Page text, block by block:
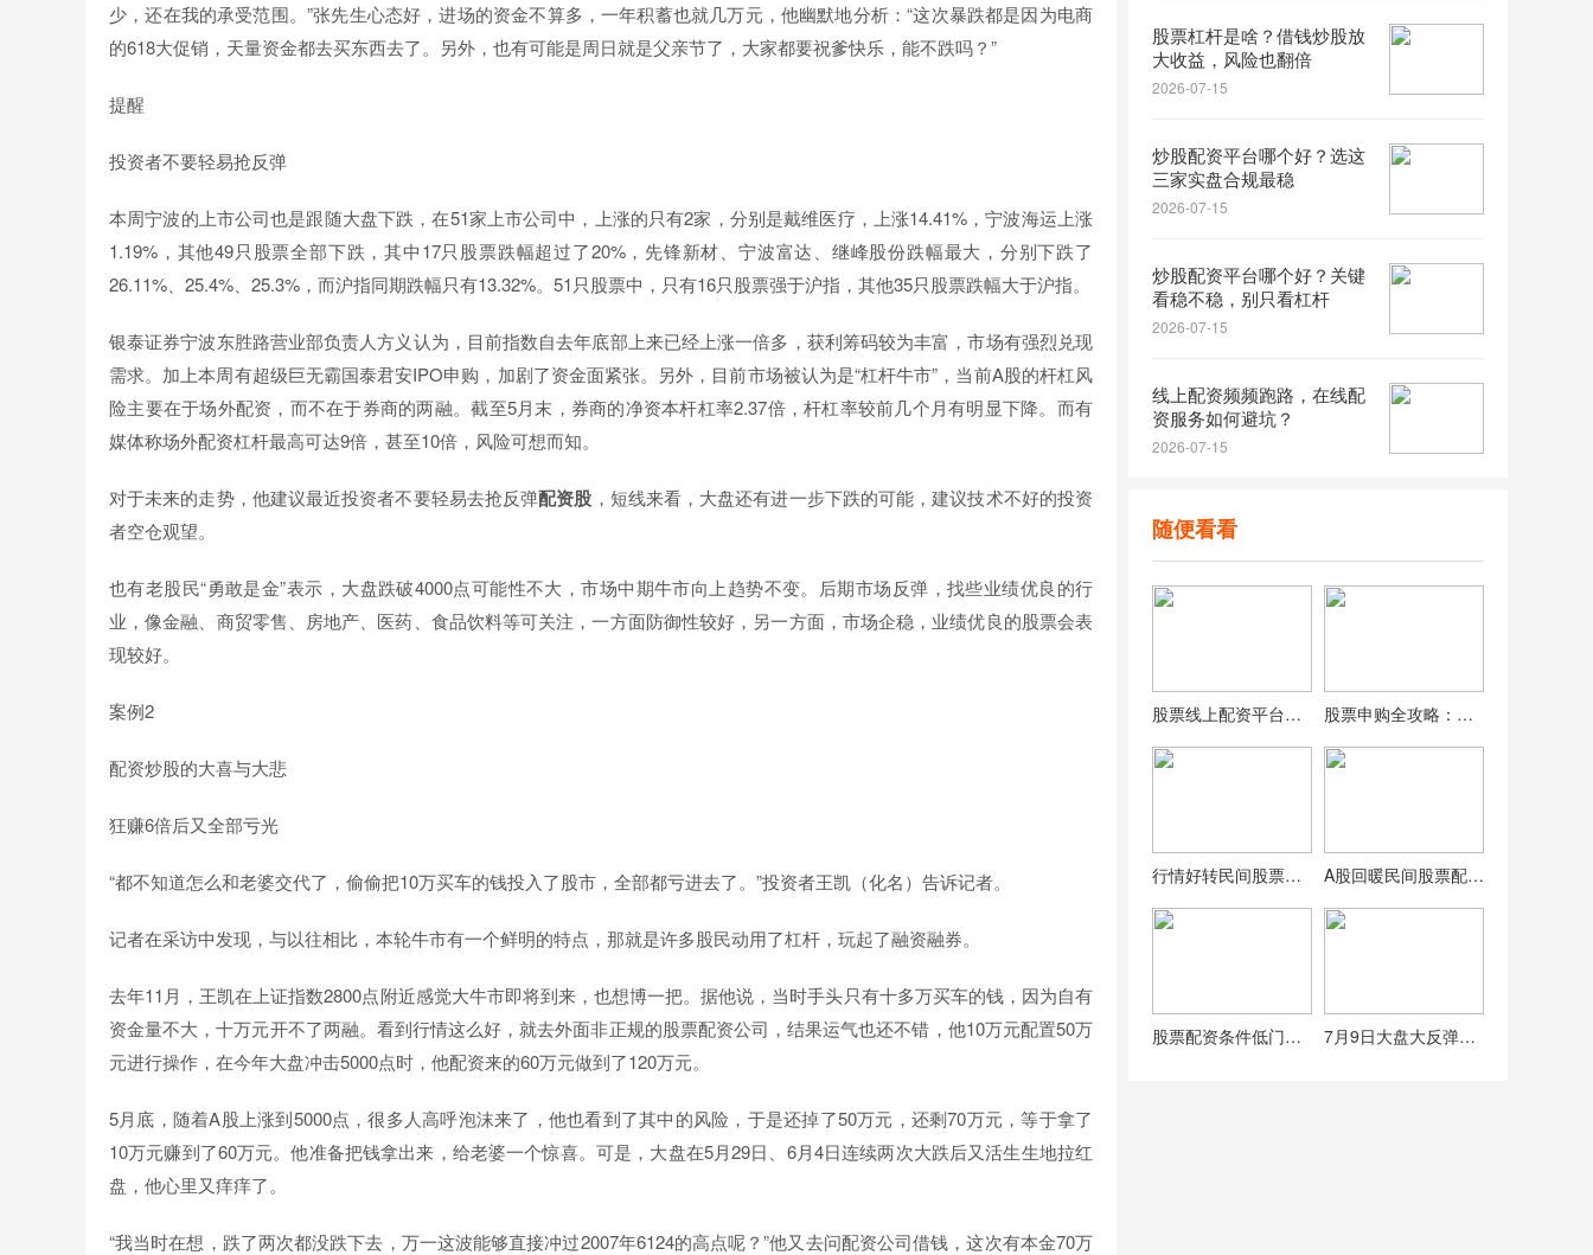
少，还在我的承受范围。”张先生心态好，进场的资金不算多，一年积蓄也就几万元，他幽默地分析：“这次暴跌都是因为电商
的618大促销，天量资金都去买东西去了。另外，也有可能是周日就是父亲节了，大家都要祝爹快乐，能不跌吗？”
提醒
投资者不要轻易抢反弹
本周宁波的上市公司也是跟随大盘下跌，在51家上市公司中，上涨的只有2家，分别是戴维医疗，上涨14.41%，宁波海运上涨
1.19%，其他49只股票全部下跌，其中17只股票跌幅超过了20%，先锋新材、宁波富达、继峰股份跌幅最大，分别下跌了
26.11%、25.4%、25.3%，而沪指同期跌幅只有13.32%。51只股票中，只有16只股票强于沪指，其他35只股票跌幅大于沪指。
银泰证券宁波东胜路营业部负责人方义认为，目前指数自去年底部上来已经上涨一倍多，获利筹码较为丰富，市场有强烈兑现
需求。加上本周有超级巨无霸国泰君安IPO申购，加剧了资金面紧张。另外，目前市场被认为是“杠杆牛市”，当前A股的杆杠风
险主要在于场外配资，而不在于券商的两融。截至5月末，券商的净资本杆杠率2.37倍，杆杠率较前几个月有明显下降。而有
媒体称场外配资杠杆最高可达9倍，甚至10倍，风险可想而知。
对于未来的走势，他建议最近投资者不要轻易去抢反弹配资股 ，短线来看，大盘还有进一步下跌的可能，建议技术不好的投资
者空仓观望。
也有老股民“勇敢是金”表示，大盘跌破4000点可能性不大，市场中期牛市向上趋势不变。后期市场反弹，找些业绩优良的行
业，像金融、商贸零售、房地产、医药、食品饮料等可关注，一方面防御性较好，另一方面，市场企稳，业绩优良的股票会表
现较好。
案例2
配资炒股的大喜与大悲
狂赚6倍后又全部亏光
“都不知道怎么和老婆交代了，偷偷把10万买车的钱投入了股市，全部都亏进去了。”投资者王凯（化名）告诉记者。
记者在采访中发现，与以往相比，本轮牛市有一个鲜明的特点，那就是许多股民动用了杠杆，玩起了融资融券。
去年11月，王凯在上证指数2800点附近感觉大牛市即将到来，也想博一把。据他说，当时手头只有十多万买车的钱，因为自有
资金量不大，十万元开不了两融。看到行情这么好，就去外面非正规的股票配资公司，结果运气也还不错，他10万元配置50万
元进行操作，在今年大盘冲击5000点时，他配资来的60万元做到了120万元。
5月底，随着A股上涨到5000点，很多人高呼泡沫来了，他也看到了其中的风险，于是还掉了50万元，还剩70万元，等于拿了
10万元赚到了60万元。他准备把钱拿出来，给老婆一个惊喜。可是，大盘在5月29日、6月4日连续两次大跌后又活生生地拉红
盘，他心里又痒痒了。
“我当时在想，跌了两次都没跌下去，万一这波能够直接冲过2007年6124的高点呢？”他又去问配资公司借钱，这次有本金70万
股票杠杆是啥？借钱炒股放
大收益，风险也翻倍
2026-07-15
炒股配资平台哪个好？选这
三家实盘合规最稳
2026-07-15
炒股配资平台哪个好？关键
看稳不稳，别只看杠杆
2026-07-15
线上配资频频跑路，在线配
资服务如何避坑？
2026-07-15
随便看看
股票线上配资平台别乱选，这19个平台已被监管曝光 股票申购全攻略：如何正确参与金融市场投资？要点都在这
行情好转民间股票配资活跃，实盘虚拟盘风险大 A股回暖民间股票配资再现！1:10配资是馅饼还是陷阱？
股票配资条件低门槛，1000元起配1-10倍杠杆 7月9日大盘大反弹，投资者情绪复苏，配资业务蠢蠢欲动？